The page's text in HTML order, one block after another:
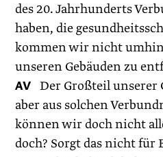
des 20. Jahrhunderts
haben, die
kommen wir nicht
unseren Gebäuden zu
AV Der Großteil unserer
aber aus solchen
können wir doch nicht
doch? Sorgt das nicht für